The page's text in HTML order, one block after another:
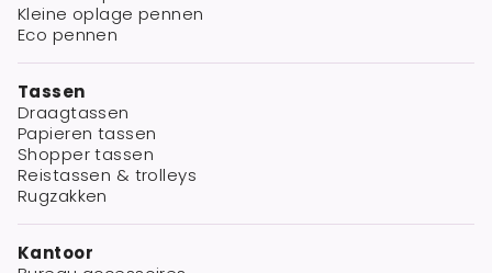
Kleine oplage pennen
Eco pennen
Tassen
Draagtassen
Papieren tassen
Shopper tassen
Reistassen & trolleys
Rugzakken
Kantoor